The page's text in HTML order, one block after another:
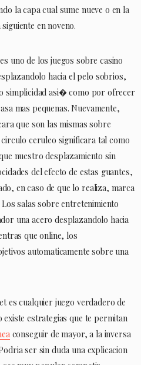
la capa cual sume nueve o en la
en noveno.
uno de los juegos sobre casino
hacia el pelo sobrios,
simplicidad asi� como por ofrecer
mas pequenas. Nuevamente,
que son las mismas sobre
ceruleo significara tal como
nuestro desplazamiento sin
del efecto de estas guantes,
en caso de que lo realiza, marca
salas sobre entretenimiento
una acero desplazandolo hacia
que online, los
automaticamente sobre una
es cualquier juego verdadero de
estrategias que te permitan
conseguir de mayor, a la inversa
ser sin duda una explicacion